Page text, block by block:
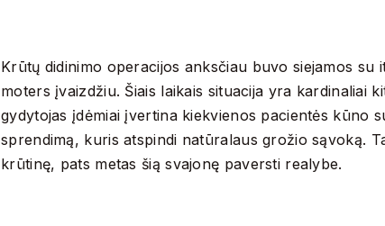
Krūtų didinimo operacijos anksčiau buvo siejamos su
moters įvaizdžiu. Šiais laikais situacija yra kardinaliai
gydytojas įdėmiai įvertina kiekvienos pacientės kūno
sprendimą, kuris atspindi natūralaus grožio sąvoką.
krūtinę, pats metas šią svajonę paversti realybe.